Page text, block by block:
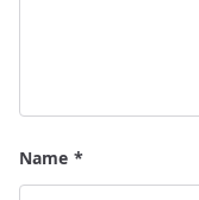
Name *